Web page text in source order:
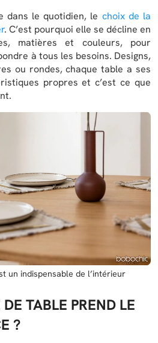
dans le quotidien, le choix de la
. C’est pourquoi elle se décline en
matières et couleurs, pour
à tous les besoins. Designs,
ou rondes, chaque table a ses
propres et c’est ce que
un indispensable de l’intérieur
TABLE PREND LE
?